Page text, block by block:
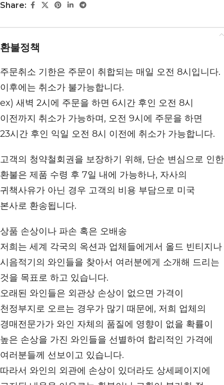
Share:
환불정책
주문취소 기한은 주문이 취합되는 매일 오전 8시입니다.
이후에는 취소가 불가능합니다.
ex) 새벽 2시에 주문을 하면 6시간 후인 오전 8시
이전까지 취소가 가능하며, 오전 9시에 주문을 하면
23시간 후인 익일 오전 8시 이전에 취소가 가능합니다.
고객의 청약철회권을 보장하기 위해, 단순 변심으로 인한
환불은 제품 수령 후 7일 내에 가능하나, 자사의
귀책사유가 아닌 경우 고객의 비용 부담으로 미국
본사로 환송됩니다.
상품 손상이나 파손 혹은 오배송
저희는 세계 각국의 옥션과 업체들에게서 올드 빈티지나
시음적기의 와인들을 찾아서 여러분에게 소개해 드리는
것을 목표로 하고 있습니다.
오래된 와인들은 외관상 손상이 없으면 가격이
천정부지로 오르는 경우가 많기 때문에, 저희 업체의
경매전문가가 와인 자체의 품질에 영향이 없을 확률이
높은 손상을 가진 와인들을 선별하여 합리적인 가격에
여러분들께 선보이고 있습니다.
따라서 와인의 외관에 손상이 있더라도 상세페이지에